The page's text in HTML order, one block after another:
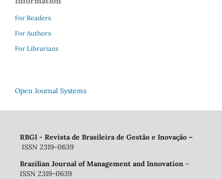
For Readers
For Authors
For Librarians
Open Journal Systems
RBGI - Revista de Brasileira de Gestão e Inovação –
ISSN 2319-0639
Brazilian Journal of Management and Innovation –
ISSN 2319-0639